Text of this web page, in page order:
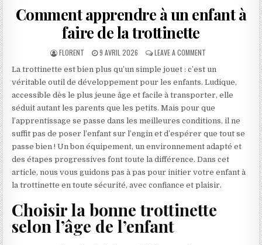
Comment apprendre à un enfant à
faire de la trottinette
AUTHOR:
FLORENT PUBLISHED DATE:
9 AVRIL 2026 LEAVE A COMMENT ON COMMENT
La trottinette est bien plus qu’un simple jouet : c’est un
véritable outil de développement pour les enfants. Ludique,
accessible dès le plus jeune âge et facile à transporter, elle
séduit autant les parents que les petits. Mais pour que
l’apprentissage se passe dans les meilleures conditions, il ne
suffit pas de poser l’enfant sur l’engin et d’espérer que tout se
passe bien ! Un bon équipement, un environnement adapté et
des étapes progressives font toute la différence. Dans cet
article, nous vous guidons pas à pas pour initier votre enfant à
la trottinette en toute sécurité, avec confiance et plaisir.
Choisir la bonne trottinette
selon l’âge de l’enfant